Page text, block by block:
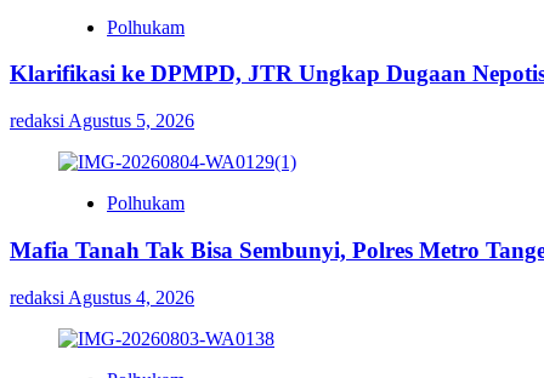
Polhukam
Klarifikasi ke DPMPD, JTR Ungkap Dugaan
redaksi Agustus 5, 2026
Polhukam
Mafia Tanah Tak Bisa Sembunyi, Polres Metro
redaksi Agustus 4, 2026